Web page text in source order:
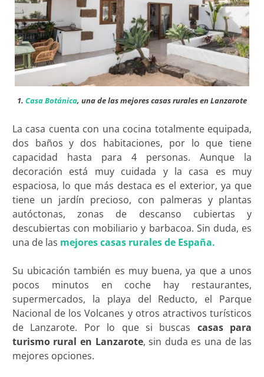
1. Casa Botánica, una de las mejores casas rurales en Lanzarote
La casa cuenta con una cocina totalmente equipada,
dos baños y dos habitaciones, por lo que tiene
capacidad hasta para 4 personas. Aunque la
decoración está muy cuidada y la casa es muy
espaciosa, lo que más destaca es el exterior, ya que
tiene un jardín precioso, con palmeras y plantas
autóctonas, zonas de descanso cubiertas y
descubiertas con mobiliario y barbacoa. Sin duda, es
una de las mejores casas rurales de España.
Su ubicación también es muy buena, ya que a unos
pocos minutos en coche hay restaurantes,
supermercados, la playa del Reducto, el Parque
Nacional de los Volcanes y otros atractivos turísticos
de Lanzarote. Por lo que si buscas casas para
turismo rural en Lanzarote, sin duda es una de las
mejores opciones.